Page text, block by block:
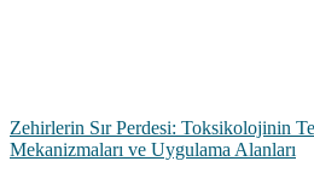
Zehirlerin Sır Perdesi: Toksikolojinin
Mekanizmaları ve Uygulama Alanları